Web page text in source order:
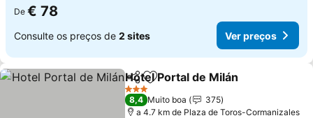
De € 78
Consulte os preços de 2 sites Ver preços
PartilharAdicionar aos favoritos
Hotel Portal de Milán
3 Estrelas
8,4 Muito boa
375
a 4.7 km de Plaza de Toros-Cormanizales